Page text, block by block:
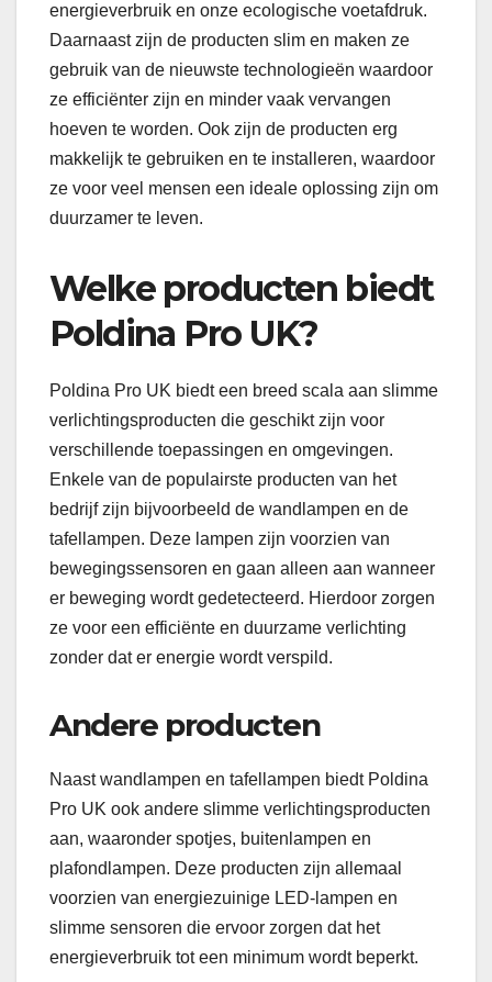
energieverbruik en onze ecologische voetafdruk.
Daarnaast zijn de producten slim en maken ze
gebruik van de nieuwste technologieën waardoor
ze efficiënter zijn en minder vaak vervangen
hoeven te worden. Ook zijn de producten erg
makkelijk te gebruiken en te installeren, waardoor
ze voor veel mensen een ideale oplossing zijn om
duurzamer te leven.
Welke producten biedt
Poldina Pro UK?
Poldina Pro UK biedt een breed scala aan slimme
verlichtingsproducten die geschikt zijn voor
verschillende toepassingen en omgevingen.
Enkele van de populairste producten van het
bedrijf zijn bijvoorbeeld de wandlampen en de
tafellampen. Deze lampen zijn voorzien van
bewegingssensoren en gaan alleen aan wanneer
er beweging wordt gedetecteerd. Hierdoor zorgen
ze voor een efficiënte en duurzame verlichting
zonder dat er energie wordt verspild.
Andere producten
Naast wandlampen en tafellampen biedt Poldina
Pro UK ook andere slimme verlichtingsproducten
aan, waaronder spotjes, buitenlampen en
plafondlampen. Deze producten zijn allemaal
voorzien van energiezuinige LED-lampen en
slimme sensoren die ervoor zorgen dat het
energieverbruik tot een minimum wordt beperkt.